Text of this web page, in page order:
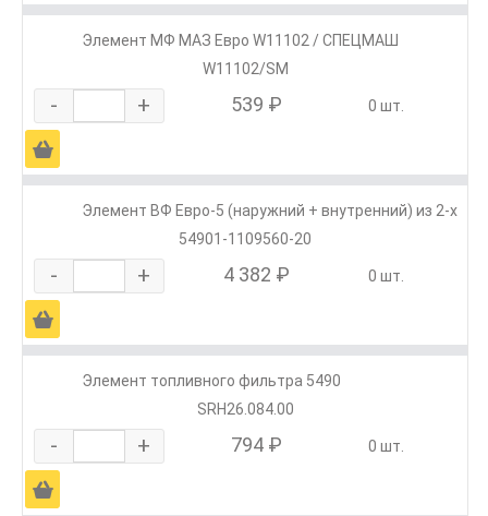
Элемент МФ МАЗ Евро W11102 / СПЕЦМАШ
W11102/SM
- + 539 ₽ 0 шт.
Ä
Элемент ВФ Евро-5 (наружний + внутренний) из 2-х
54901-1109560-20
- + 4 382 ₽ 0 шт.
Ä
Элемент топливного фильтра 5490
SRH26.084.00
- + 794 ₽ 0 шт.
Ä